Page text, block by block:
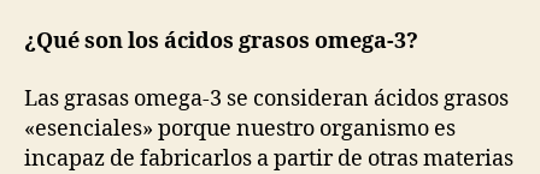
¿Qué son los ácidos grasos omega-3?
Las grasas omega-3 se consideran ácidos grasos
«esenciales» porque nuestro organismo es
incapaz de fabricarlos a partir de otras materias